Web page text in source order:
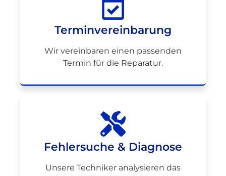
Terminvereinbarung
Wir vereinbaren einen passenden
Termin für die Reparatur.
Fehlersuche & Diagnose
Unsere Techniker analysieren das